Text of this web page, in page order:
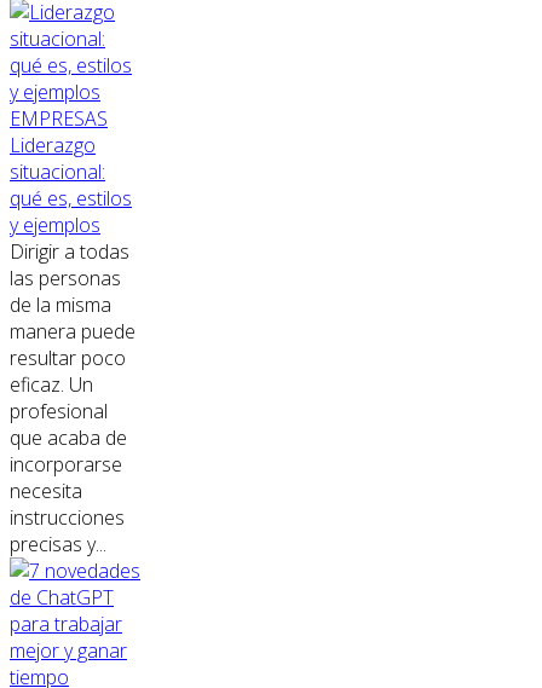
EMPRESAS
Liderazgo
situacional:
qué es, estilos
y ejemplos
Dirigir a todas
las personas
de la misma
manera puede
resultar poco
eficaz. Un
profesional
que acaba de
incorporarse
necesita
instrucciones
precisas y...